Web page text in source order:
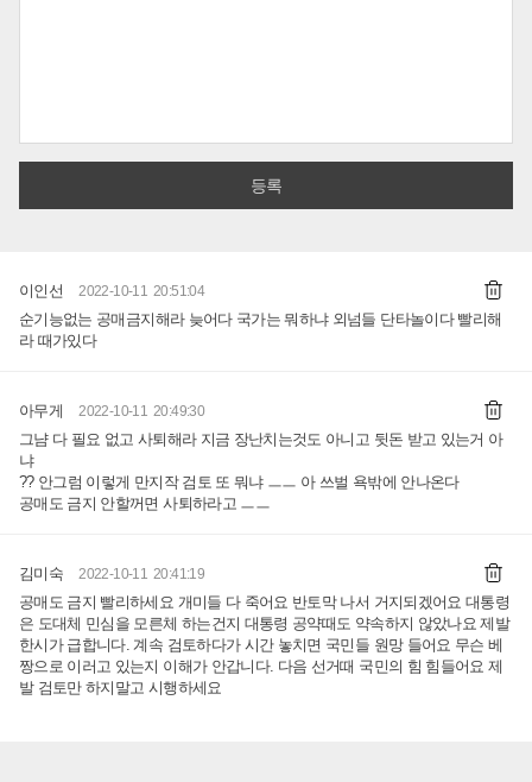
이인선 2022-10-11 20:51:04
순기능없는 공매금지해라 늦어다 국가는 뭐하냐 외넘들 단타놀이다 빨리해
라 때가있다
아무게 2022-10-11 20:49:30
그냠 다 필요 없고 사퇴해라 지금 장난치는것도 아니고 뒷돈 받고 있는거 아
냐
?? 안그럼 이렇게 만지작 검토 또 뭐냐 ㅡㅡ 아 쓰벌 욕밖에 안나온다
공매도 금지 안할꺼면 사퇴하라고 ㅡㅡ
김미숙 2022-10-11 20:41:19
공매도 금지 빨리하세요 개미들 다 죽어요 반토막 나서 거지되겠어요 대통령
은 도대체 민심을 모른체 하는건지 대통령 공약때도 약속하지 않았나요 제발
한시가 급합니다. 계속 검토하다가 시간 놓치면 국민들 원망 들어요 무슨 베
짱으로 이러고 있는지 이해가 안갑니다. 다음 선거때 국민의 힘 힘들어요 제
발 검토만 하지말고 시행하세요